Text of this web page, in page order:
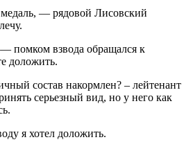
— рядовой Лисовский
помком взвода обращался к
доложить.
состав накормлен? – лейтенант
серьезный вид, но у него как
я хотел доложить.